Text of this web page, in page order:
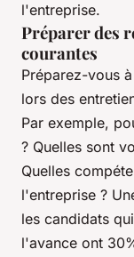
l'entreprise.
Préparer des
courantes
Préparez-vous
lors des
Par exemple,
? Quelles sont
Quelles
l'entreprise ?
les candidats
l'avance ont